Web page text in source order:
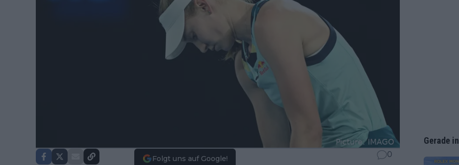
Folgt uns auf Google! 0
Gerade in